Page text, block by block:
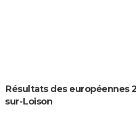
Carte de Noël
Carte Bonne année
Carte Saint-Valentin
Carte Pâques
Carte d'anniversaire
Résultats des européennes
sur-Loison